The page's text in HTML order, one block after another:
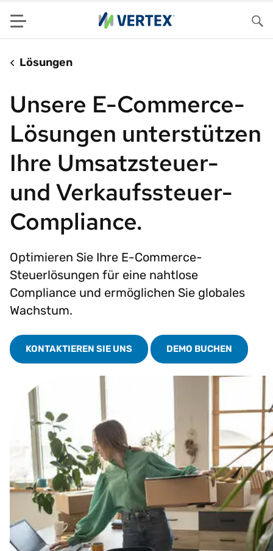
Menu
Lösungen
Unsere E-Commerce-
Lösungen unterstützen
Ihre Umsatzsteuer-
und Verkaufssteuer-
Compliance.
Optimieren Sie Ihre E-Commerce-
Steuerlösungen für eine nahtlose
Compliance und ermöglichen Sie globales
Wachstum.
KONTAKTIEREN SIE UNS DEMO BUCHEN